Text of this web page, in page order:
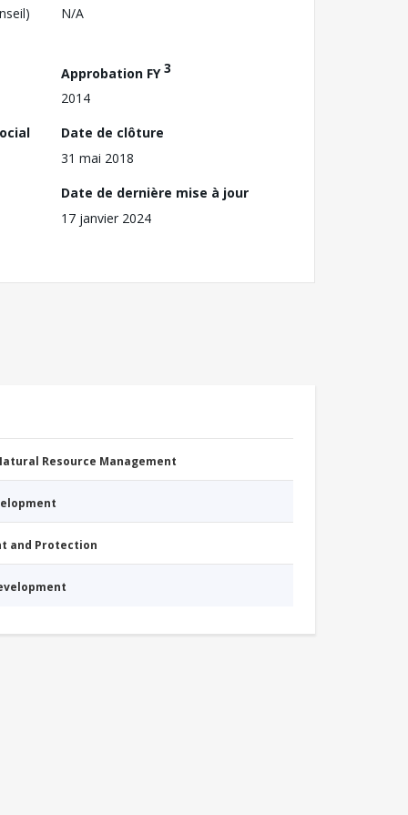
N/A
Approbation FY3
2014
Date de clôture
31 mai 2018
Date de dernière mise à jour
17 janvier 2024
Resource Management
and Protection